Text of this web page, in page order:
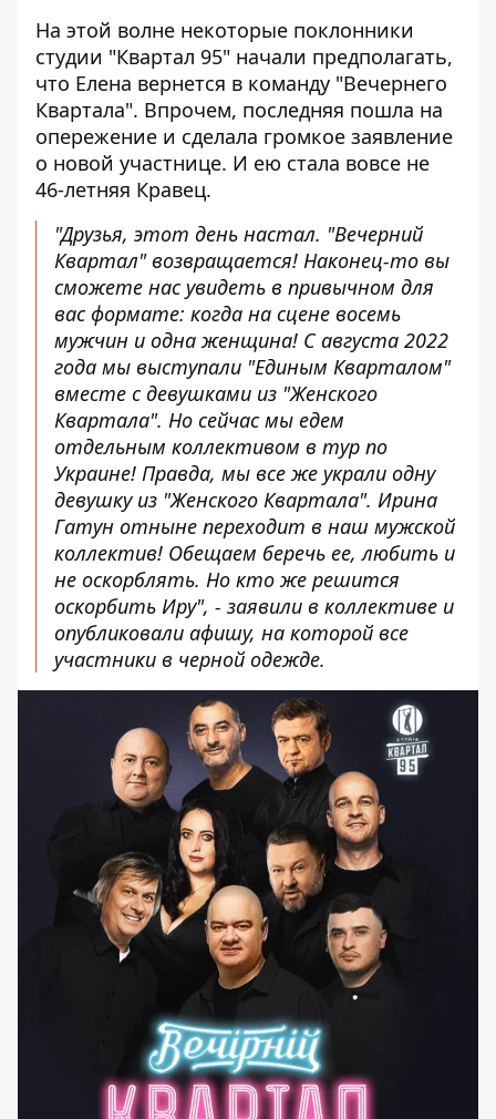
На этой волне некоторые поклонники
студии "Квартал 95" начали предполагать,
что Елена вернется в команду "Вечернего
Квартала". Впрочем, последняя пошла на
опережение и сделала громкое заявление
о новой участнице. И ею стала вовсе не
46-летняя Кравец.
"Друзья, этот день настал. "Вечерний
Квартал" возвращается! Наконец-то вы
сможете нас увидеть в привычном для
вас формате: когда на сцене восемь
мужчин и одна женщина! С августа 2022
года мы выступали "Единым Кварталом"
вместе с девушками из "Женского
Квартала". Но сейчас мы едем
отдельным коллективом в тур по
Украине! Правда, мы все же украли одну
девушку из "Женского Квартала". Ирина
Гатун отныне переходит в наш мужской
коллектив! Обещаем беречь ее, любить и
не оскорблять. Но кто же решится
оскорбить Иру", - заявили в коллективе и
опубликовали афишу, на которой все
участники в черной одежде.